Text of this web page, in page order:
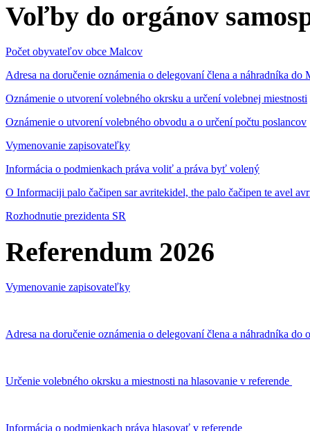
Voľby do orgánov
Počet obyvateľov obce Malcov
Adresa na doručenie oznámenia o delegovaní člena a náhradníka
Oznámenie o utvorení volebného okrsku a určení volebnej miestnosti
Oznámenie o utvorení volebného obvodu a o určení počtu poslancov
Vymenovanie zapisovateľky
Informácia o podmienkach práva voliť a práva byť volený
O Informaciji palo čačipen sar avritekidel, the palo čačipen te avel
Rozhodnutie prezidenta SR
Referendum 2026
Vymenovanie zapisovateľky
Adresa na doručenie oznámenia o delegovaní člena a náhradníka
Určenie volebného okrsku a miestnosti na hlasovanie v referende
Informácia o podmienkach práva hlasovať v referende